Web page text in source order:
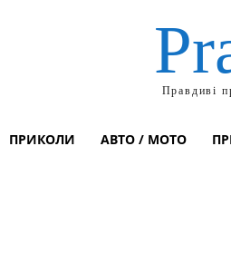
Правдиві
ПРИКОЛИ АВТО / МОТО